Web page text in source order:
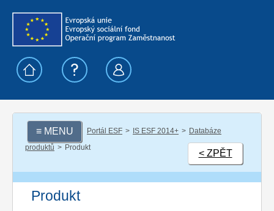
≡ MENU Portál ESF IS ESF 2014+
Databáze
produktů
Produkt
< ZPĚT
Produkt